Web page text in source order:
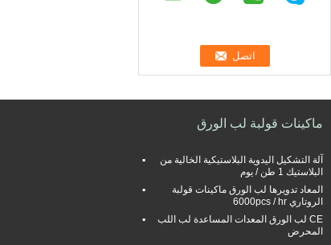
ماكينات قولبة لب الورق
آلة التشكيل اليدوية البلاستيكية الخالية من
البلاستيك 1 طن / يوم
المعاد تدويرها لب الورق ماكينات قولبة
الروتاري 6000pcs / hr
CE لب الورق المعدات المساعدة لب اللب
المحرض